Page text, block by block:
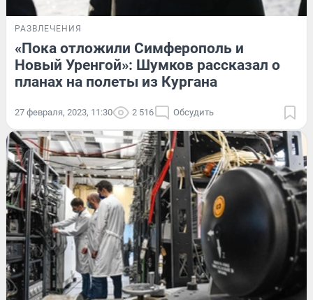
РАЗВЛЕЧЕНИЯ
«Пока отложили Симферополь и
Новый Уренгой»: Шумков рассказал о
планах на полеты из Кургана
27 февраля, 2023, 11:30 2 516 Обсудить